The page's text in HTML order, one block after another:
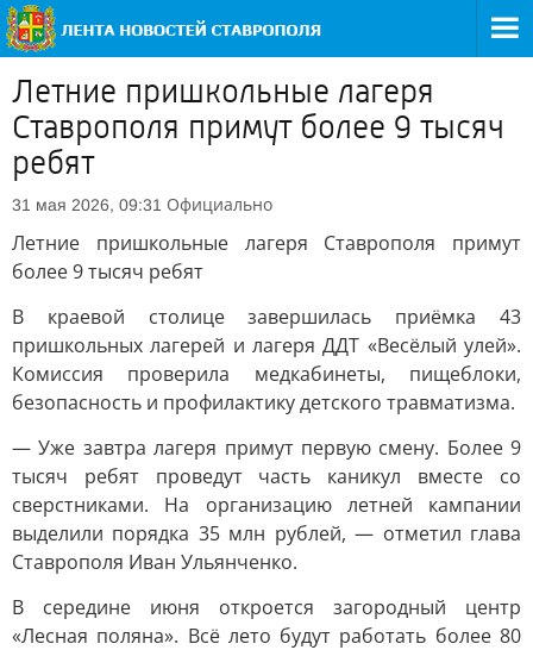
Летние пришкольные лагеря
Ставрополя примут более 9 тысяч
ребят
31 мая 2026, 09:31 Официально
Летние пришкольные лагеря Ставрополя примут
более 9 тысяч ребят
В краевой столице завершилась приёмка 43
пришкольных лагерей и лагеря ДДТ «Весёлый улей».
Комиссия проверила медкабинеты, пищеблоки,
безопасность и профилактику детского травматизма.
— Уже завтра лагеря примут первую смену. Более 9
тысяч ребят проведут часть каникул вместе со
сверстниками. На организацию летней кампании
выделили порядка 35 млн рублей, — отметил глава
Ставрополя Иван Ульянченко.
В середине июня откроется загородный центр
«Лесная поляна». Всё лето будут работать более 80